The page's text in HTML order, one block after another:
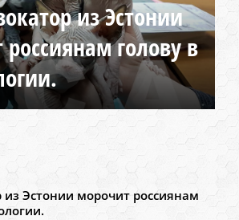
из Эстонии
голову в
из Эстонии морочит россиянам